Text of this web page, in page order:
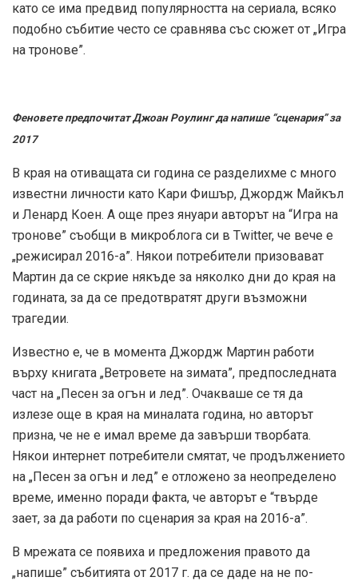
като се има предвид популярността на сериала, всяко
подобно събитие често се сравнява със сюжет от „Игра
на тронове”.
Феновете предпочитат Джоан Роулинг да напише “сценария” за
2017
В края на отиващата си година се разделихме с много
известни личности като Кари Фишър, Джордж Майкъл
и Ленард Коен. А още през януари авторът на “Игра на
тронове” съобщи в микроблога си в Twitter, че вече е
„режисирал 2016-а”. Някои потребители призовават
Мартин да се скрие някъде за няколко дни до края на
годината, за да се предотвратят други възможни
трагедии.
Известно е, че в момента Джордж Мартин работи
върху книгата „Ветровете на зимата”, предпоследната
част на „Песен за огън и лед”. Очакваше се тя да
излезе още в края на миналата година, но авторът
призна, че не е имал време да завърши творбата.
Някои интернет потребители смятат, че продължението
на „Песен за огън и лед” е отложено за неопределено
време, именно поради факта, че авторът е “твърде
зает, за да работи по сценария за края на 2016-а”.
В мрежата се появиха и предложения правото да
„напише” събитията от 2017 г. да се даде на не по-